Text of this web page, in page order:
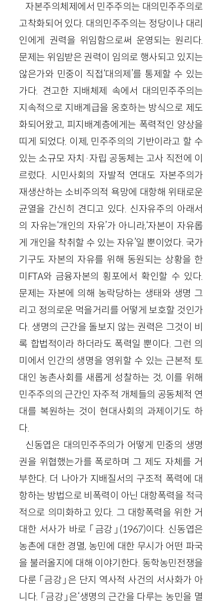
자본주의체제에서 민주주의는 대의민주주의로
고착화되어 있다. 대의민주주의는 정당이나 대리
인에게 권력을 위임함으로써 운영되는 원리다.
문제는 위임받은 권력이 임의로 행사되고 있지는
않은가와 민중이 직접‘대의제’를 통제할 수 있는
가다. 견고한 지배체제 속에서 대의민주주의는
지속적으로 지배계급을 옹호하는 방식으로 제도
화되어왔고, 피지배계층에게는 폭력적인 양상을
띠게 되었다. 이제, 민주주의의 기반이라고 할 수
있는 소규모 자치·자립 공동체는 고사 직전에 이
르렀다. 시민사회의 자발적 연대도 자본주의가
재생산하는 소비주의적 욕망에 대항해 위태로운
균열을 간신히 견디고 있다. 신자유주의 아래서
의 자유는‘개인의 자유’가 아니라,‘자본이 자유롭
게 개인을 착취할 수 있는 자유’일 뿐이었다. 국가
기구도 자본의 자유를 위해 동원되는 상황을 한
미FTA와 금융자본의 횡포에서 확인할 수 있다.
문제는 자본에 의해 농락당하는 생태와 생명 그
리고 정의로운 먹을거리를 어떻게 보호할 것인가
다. 생명의 근간을 돌보지 않는 권력은 그것이 비
록 합법적이라 하더라도 폭력일 뿐이다. 그런 의
미에서 인간의 생명을 영위할 수 있는 근본적 토
대인 농촌사회를 새롭게 성찰하는 것, 이를 위해
민주주의의 근간인 자주적 개체들의 공동체적 연
대를 복원하는 것이 현대사회의 과제이기도 하
다.
신동엽은 대의민주주의가 어떻게 민중의 생명
권을 위협했는가를 폭로하며 그 제도 자체를 거
부한다. 더 나아가 지배질서의 구조적 폭력에 대
항하는 방법으로 비폭력이 아닌 대항폭력을 적극
적으로 의미화하고 있다. 그 대항폭력을 위한 거
대한 서사가 바로 「금강」(1967)이다. 신동엽은
농촌에 대한 경멸, 농민에 대한 무시가 어떤 파국
을 불러올지에 대해 이야기한다. 동학농민전쟁을
다룬 「금강」은 단지 역사적 사건의 서사화가 아
니다. 「금강」은‘생명의 근간을 다루는 농민을 멸